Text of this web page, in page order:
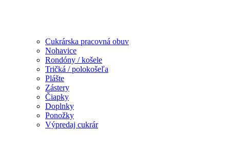
Cukrárska pracovná obuv
Nohavice
Rondóny / košele
Tričká / polokošeľa
Plášte
Zástery
Čiapky
Doplnky
Ponožky
Výpredaj cukrár